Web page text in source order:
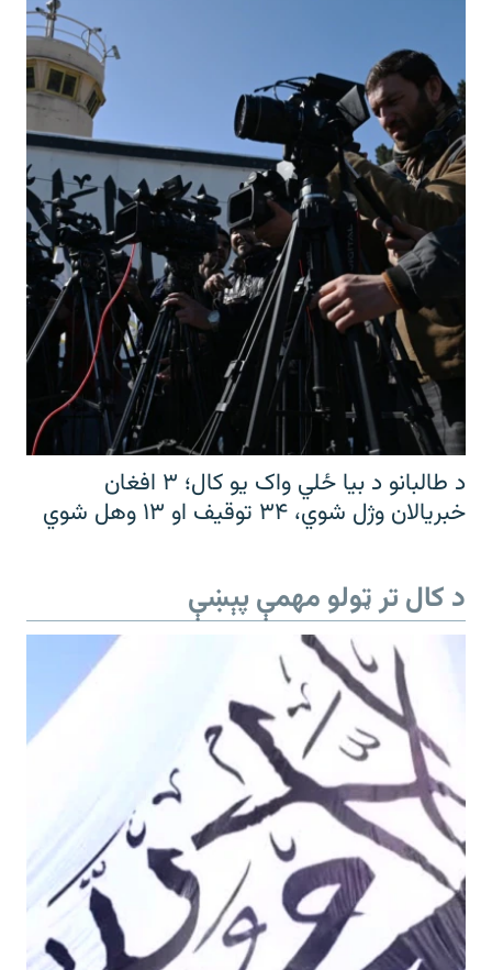
د طالبانو د بیا ځلي واک یو کال؛ ۳ افغان
خبریالان وژل شوي، ۳۴ توقیف او ۱۳ وهل شوي
د کال تر ټولو مهمې پېښې